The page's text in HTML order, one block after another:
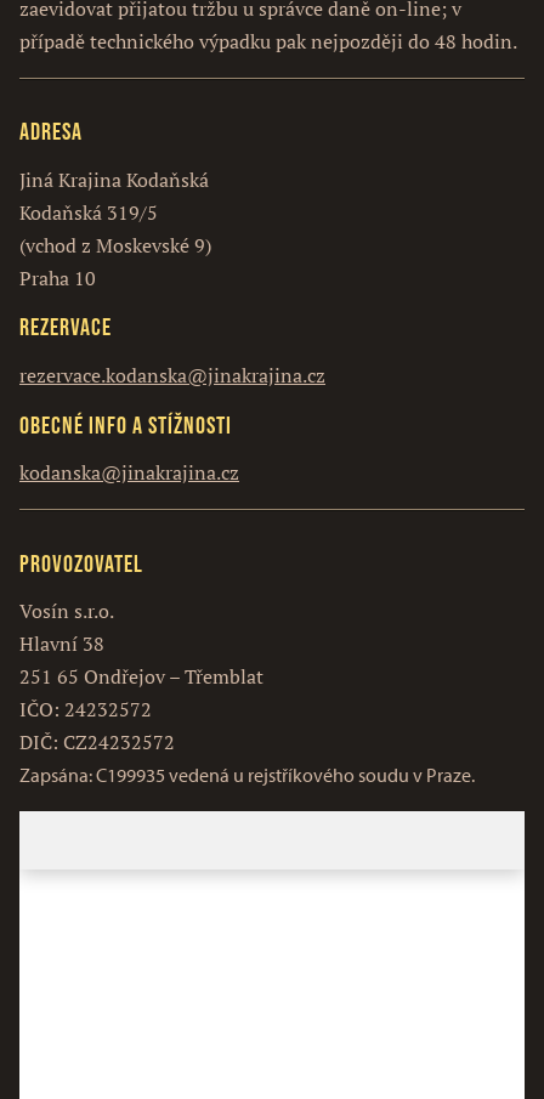
zaevidovat přijatou tržbu u správce daně on-line; v
případě technického výpadku pak nejpozději do 48 hodin.
Adresa
Jiná Krajina Kodaňská
Kodaňská 319/5
(vchod z Moskevské 9)
Praha 10
Rezervace
rezervace.kodanska@jinakrajina.cz
Obecné info a stížnosti
kodanska@jinakrajina.cz
Provozovatel
Vosín s.r.o.
Hlavní 38
251 65 Ondřejov – Třemblat
IČO: 24232572
DIČ: CZ24232572
Zapsána: C199935 vedená u rejstříkového soudu v Praze.